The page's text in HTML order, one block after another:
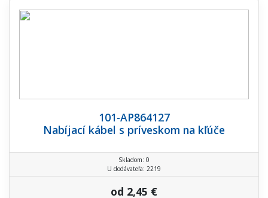
101-AP864127
Nabíjací kábel s príveskom na kľúče
Skladom: 0
U dodávateľa: 2219
od 2,45 €